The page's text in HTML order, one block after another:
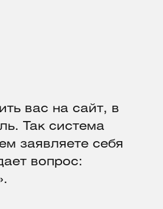
вас на сайт, в
Так система
заявляете себя
вопрос: